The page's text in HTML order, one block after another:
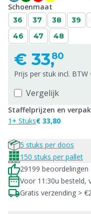
Schoenmaat
36 37 38 39
46
47 48
€ 33,80
Prijs per stuk incl. BTW
Vergelijk
Staffelprijzen en
1+ Stuks€ 33,80
5 stuks per doos
150 stuks per pallet
29199
Voor 11:30u besteld,
Gratis verzending >